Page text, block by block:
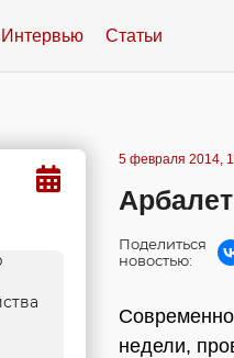
Интервью Статьи
5 февраля 2014,
Поделиться
новостью:
недели,